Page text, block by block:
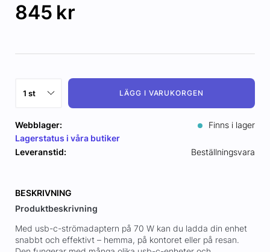
845 kr
LÄGG I VARUKORGEN
Webblager:
Finns i lager
Lagerstatus i våra butiker
Leveranstid:
Beställningsvara
BESKRIVNING
Produktbeskrivning
Med usb-c-strömadaptern på 70 W kan du ladda din enhet
snabbt och effektivt – hemma, på kontoret eller på resan.